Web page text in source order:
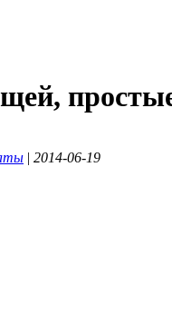
| 2014-06-19